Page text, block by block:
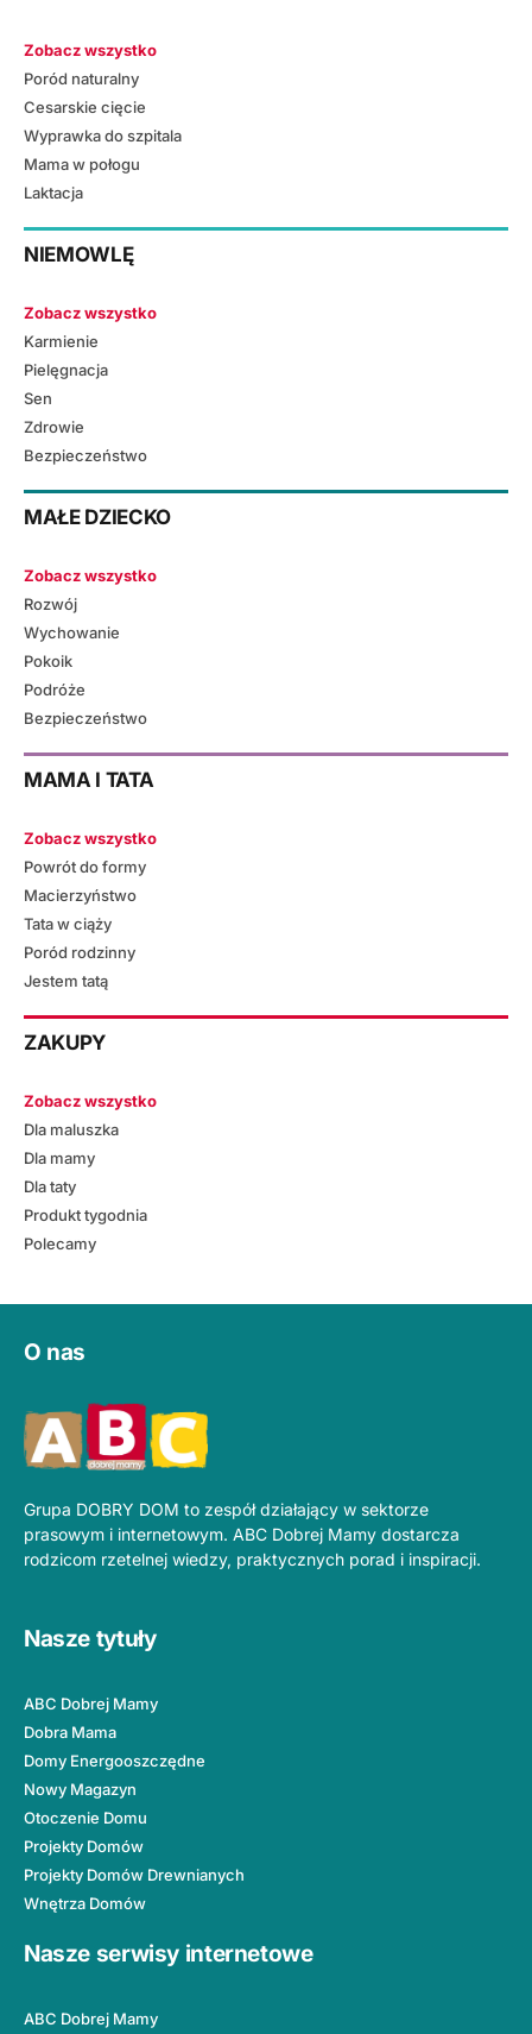
Zobacz wszystko
Poród naturalny
Cesarskie cięcie
Wyprawka do szpitala
Mama w połogu
Laktacja
NIEMOWLĘ
Zobacz wszystko
Karmienie
Pielęgnacja
Sen
Zdrowie
Bezpieczeństwo
MAŁE DZIECKO
Zobacz wszystko
Rozwój
Wychowanie
Pokoik
Podróże
Bezpieczeństwo
MAMA I TATA
Zobacz wszystko
Powrót do formy
Macierzyństwo
Tata w ciąży
Poród rodzinny
Jestem tatą
ZAKUPY
Zobacz wszystko
Dla maluszka
Dla mamy
Dla taty
Produkt tygodnia
Polecamy
O nas
Grupa DOBRY DOM to zespół działający w sektorze
prasowym i internetowym. ABC Dobrej Mamy dostarcza
rodzicom rzetelnej wiedzy, praktycznych porad i inspiracji.
Nasze tytuły
ABC Dobrej Mamy
Dobra Mama
Domy Energooszczędne
Nowy Magazyn
Otoczenie Domu
Projekty Domów
Projekty Domów Drewnianych
Wnętrza Domów
Nasze serwisy internetowe
ABC Dobrej Mamy